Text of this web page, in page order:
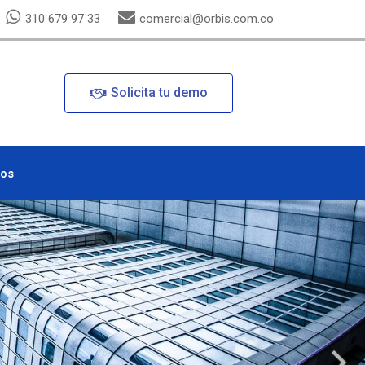
310 679 97 33 comercial@orbis.com.co
Solicita tu demo